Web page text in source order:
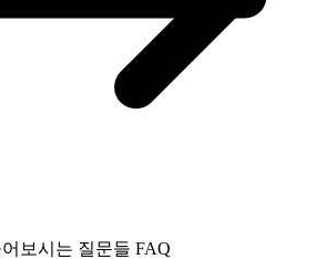
보시는 질문들 FAQ